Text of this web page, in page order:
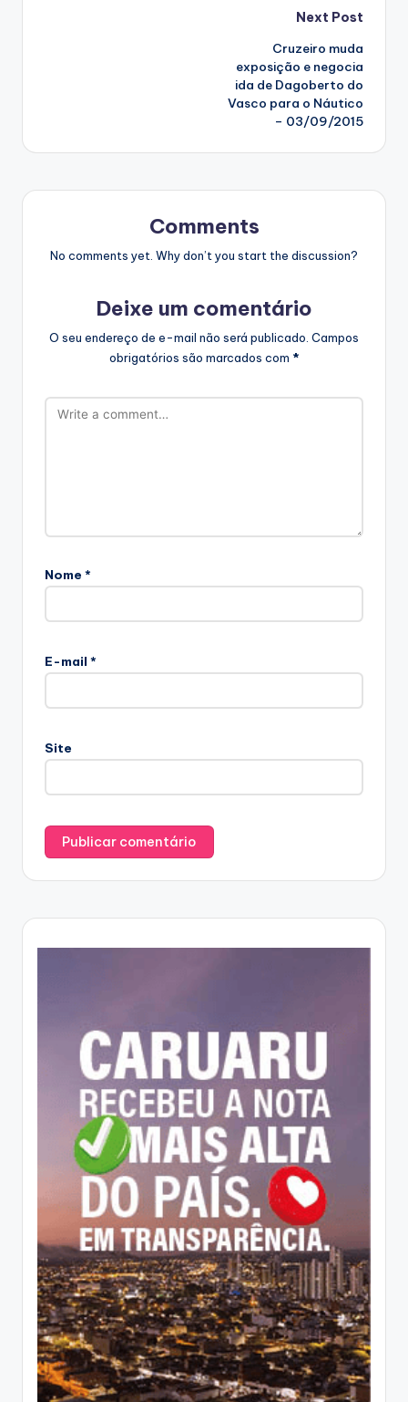
Next Post
Cruzeiro muda
exposição e negocia
ida de Dagoberto do
Vasco para o Náutico
– 03/09/2015
Comments
No comments yet. Why don’t you start the discussion?
Deixe um comentário
O seu endereço de e-mail não será publicado. Campos
obrigatórios são marcados com *
Nome *
E-mail *
Site